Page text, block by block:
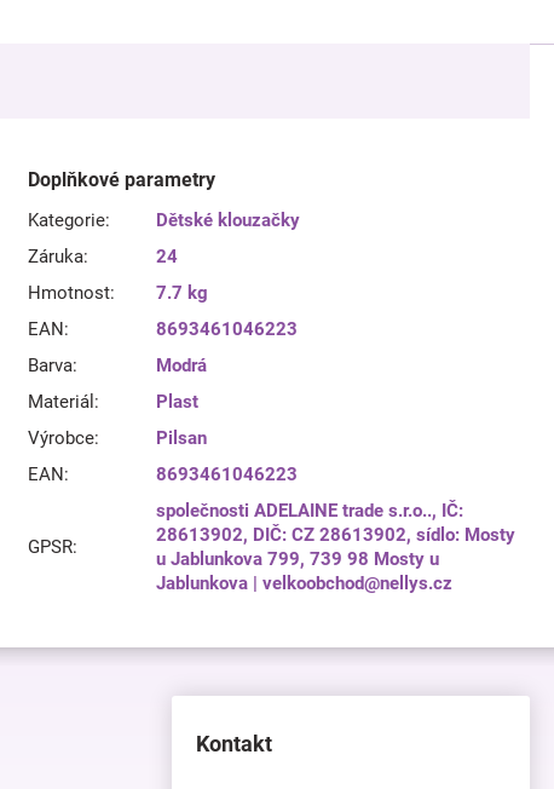
Doplňkové parametry
Kategorie:
Dětské klouzačky
Záruka:
24
Hmotnost:
7.7 kg
EAN:
8693461046223
Barva:
Modrá
Materiál :
Plast
Výrobce:
Pilsan
EAN: 8693461046223
GPSR:
společnosti ADELAINE trade s.r.o.., IČ:
28613902, DIČ: CZ 28613902, sídlo: Mosty
u Jablunkova 799, 739 98 Mosty u
Jablunkova | velkoobchod@nellys.cz
Kontakt